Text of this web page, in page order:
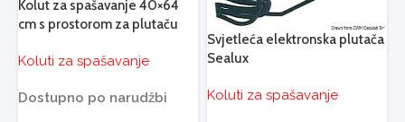
Kolut za spašavanje 40×64
cm s prostorom za plutaču
Koluti za spašavanje
Dostupno po narudžbi
Svjetleća elektronska plutača
Sealux
Koluti za spašavanje